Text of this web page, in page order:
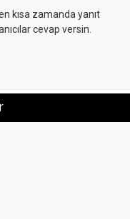
kısa zamanda yanıt
cevap versin.